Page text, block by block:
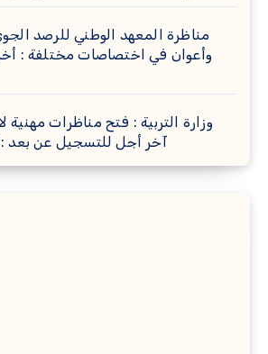
مناظرة المعهد الوطني للرصد
آخر أجل للتسجيل عن بعد : 08 جويلية